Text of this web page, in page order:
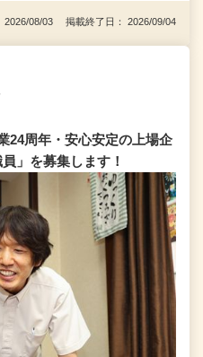
2026/08/03 掲載終了日： 2026/09/04
24周年・安心安定の上場企
」を募集します！